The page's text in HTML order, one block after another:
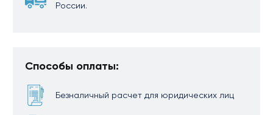
России.
Способы оплаты:
Безналичный расчет для юридических лиц